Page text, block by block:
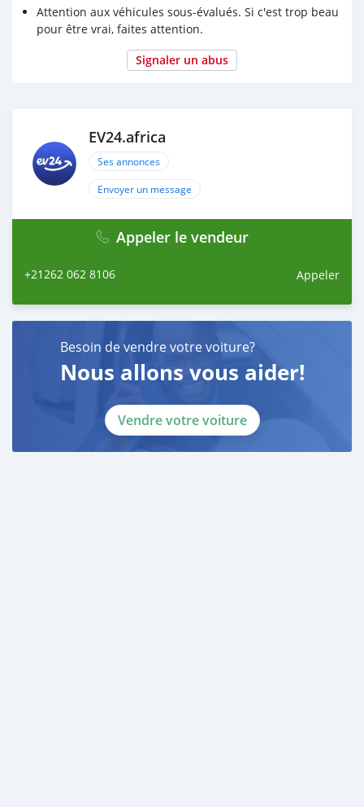
Attention aux véhicules sous-évalués. Si c'est trop beau
pour être vrai, faites attention.
Signaler un abus
EV24.africa
Ses annonces
Envoyer un message
Appeler le vendeur
+21262 062 8106 Appeler
Besoin de vendre votre voiture?
Nous allons vous aider!
Vendre votre voiture